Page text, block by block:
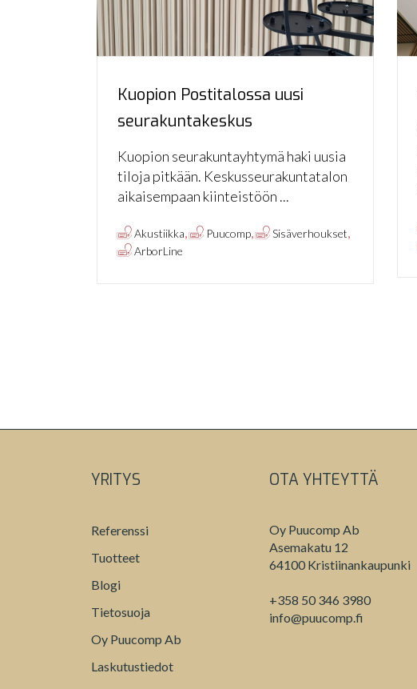
Kuopion Postitalossa uusi
seurakuntakeskus
Kuopion seurakuntayhtymä haki uusia
tiloja pitkään. Keskusseurakuntatalon
aikaisempaan kiinteistöön ...
Akustiikka, Puucomp, Sisäverhoukset,
ArborLine
YRITYS
Referenssi
Tuotteet
Blogi
Tietosuoja
Oy Puucomp Ab
Laskutustiedot
OTA YHTEYTTÄ
Oy Puucomp Ab
Asemakatu 12
64100 Kristiinankaupunki
+358 50 346 3980
info@puucomp.fi